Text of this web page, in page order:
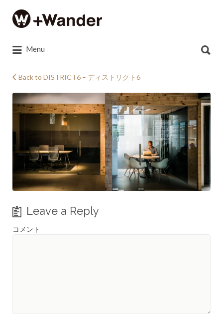
Search
for:
Menu
for:
Back to DISTRICT6 – ディストリクト6
Leave a Reply
コメント